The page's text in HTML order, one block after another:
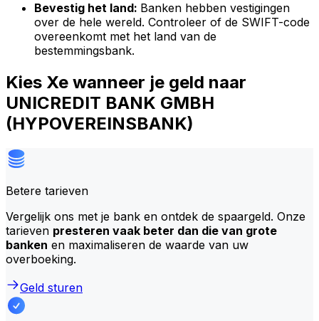
Bevestig het land: Banken hebben vestigingen
over de hele wereld. Controleer of de SWIFT-code
overeenkomt met het land van de
bestemmingsbank.
Kies Xe wanneer je geld naar
UNICREDIT BANK GMBH
(HYPOVEREINSBANK)
Betere tarieven
Vergelijk ons met je bank en ontdek de spaargeld. Onze
tarieven presteren vaak beter dan die van grote
banken en maximaliseren de waarde van uw
overboeking.
Geld sturen